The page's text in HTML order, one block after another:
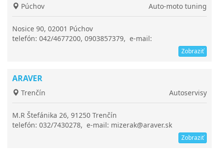
Púchov Auto-moto tuning
Nosice 90, 02001 Púchov
telefón: 042/4677200, 0903857379, e-mail:
Zobraziť
ARAVER
Trenčín Autoservisy
M.R Štefánika 26, 91250 Trenčín
telefón: 032/7430278, e-mail: mizerak@araver.sk
Zobraziť